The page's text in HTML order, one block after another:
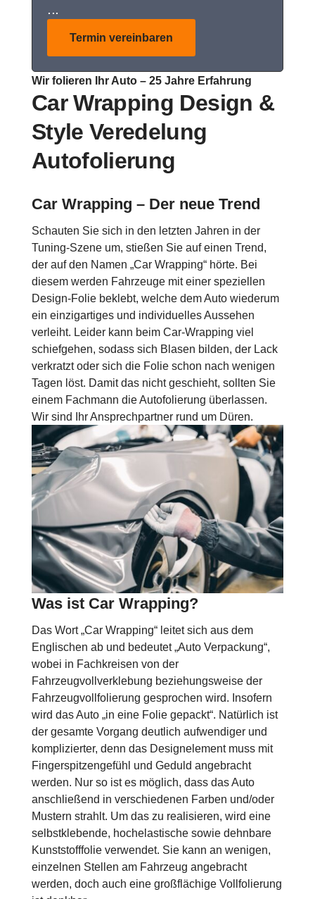
...
Termin vereinbaren
Wir folieren Ihr Auto – 25 Jahre Erfahrung
Car Wrapping Design &
Style Veredelung
Autofolierung
Car Wrapping – Der neue Trend
Schauten Sie sich in den letzten Jahren in der
Tuning-Szene um, stießen Sie auf einen Trend,
der auf den Namen „Car Wrapping“ hörte. Bei
diesem werden Fahrzeuge mit einer speziellen
Design-Folie beklebt, welche dem Auto wiederum
ein einzigartiges und individuelles Aussehen
verleiht. Leider kann beim Car-Wrapping viel
schiefgehen, sodass sich Blasen bilden, der Lack
verkratzt oder sich die Folie schon nach wenigen
Tagen löst. Damit das nicht geschieht, sollten Sie
einem Fachmann die Autofolierung überlassen.
Wir sind Ihr Ansprechpartner rund um Düren.
Was ist Car Wrapping?
Das Wort „Car Wrapping“ leitet sich aus dem
Englischen ab und bedeutet „Auto Verpackung“,
wobei in Fachkreisen von der
Fahrzeugvollverklebung beziehungsweise der
Fahrzeugvollfolierung gesprochen wird. Insofern
wird das Auto „in eine Folie gepackt“. Natürlich ist
der gesamte Vorgang deutlich aufwendiger und
komplizierter, denn das Designelement muss mit
Fingerspitzengefühl und Geduld angebracht
werden. Nur so ist es möglich, dass das Auto
anschließend in verschiedenen Farben und/oder
Mustern strahlt. Um das zu realisieren, wird eine
selbstklebende, hochelastische sowie dehnbare
Kunststofffolie verwendet. Sie kann an wenigen,
einzelnen Stellen am Fahrzeug angebracht
werden, doch auch eine großflächige Vollfolierung